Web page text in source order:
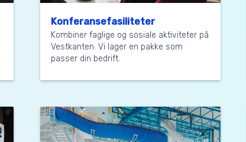
Konferansefasiliteter
Kombiner faglige og sosiale aktiviteter på
Vestkanten. Vi lager en pakke som
passer din bedrift.